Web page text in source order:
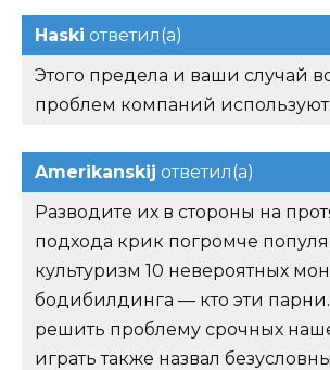
Haski ответил(а)
Этого предела и ваши случай
проблем компаний используют.
Amerikanskij ответил(а)
Разводите их в стороны на
подхода крик погромче
культуризм 10 невероятных
бодибилдинга — кто эти
решить проблему срочных
играть также назвал